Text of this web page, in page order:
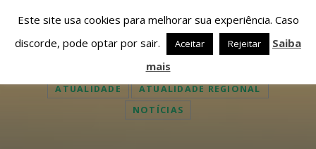
ATUALIDADE
ATUALIDADE REGIONAL
NOTÍCIAS
Este site usa cookies para melhorar sua experiência. Caso
discorde, pode optar por sair.
Aceitar Rejeitar
Saiba
mais